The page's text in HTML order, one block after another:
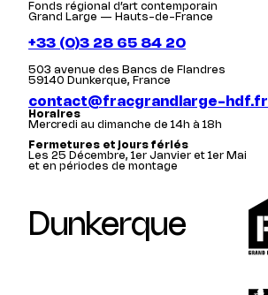
Fonds régional d’art contemporain
Grand Large — Hauts-de-France
+33 (0)3 28 65 84 20
503 avenue des Bancs de Flandres
59140 Dunkerque, France
contact@fracgrandlarge-hdf.fr
Horaires
Mercredi au dimanche de 14h à 18h
Fermetures et jours fériés
Les 25 Décembre, 1er Janvier et 1er Mai
et en périodes de montage
Dunkerque